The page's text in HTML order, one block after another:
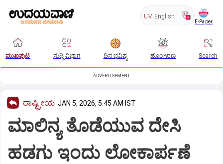
UV English
E-Paper
ಮುಖಪುಟ ಸುದ್ದಿ ವಿಭಾಗ ದಿನ ಭವಿಷ್ಯ ಹೊಂಗಿರಣ Search
ADVERTISEMENT
ರಾಷ್ಟ್ರೀಯ JAN 5, 2026, 5:45 AM IST
ಮಾಲಿನ್ಯ ತೊಡೆಯುವ ದೇಸಿ
ಹಡಗು ಇಂದು ಲೋಕಾರ್ಪಣೆ